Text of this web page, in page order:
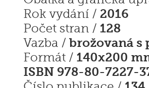
Rok vydání / 2016
Počet stran / 128
Vazba / brožovaná s
Formát / 140x200
ISBN 978-80-7227-